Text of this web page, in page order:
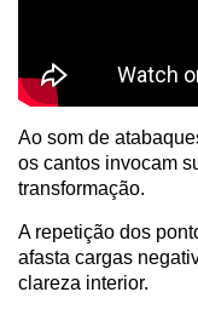
Ao som de
os cantos invocam
transformação.
A repetição dos
afasta cargas
clareza interior.